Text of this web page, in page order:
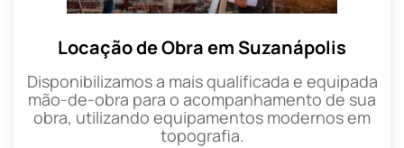
Locação de Obra em Suzanápolis
Disponibilizamos a mais qualificada e equipada
mão-de-obra para o acompanhamento de sua
obra, utilizando equipamentos modernos em
topografia.